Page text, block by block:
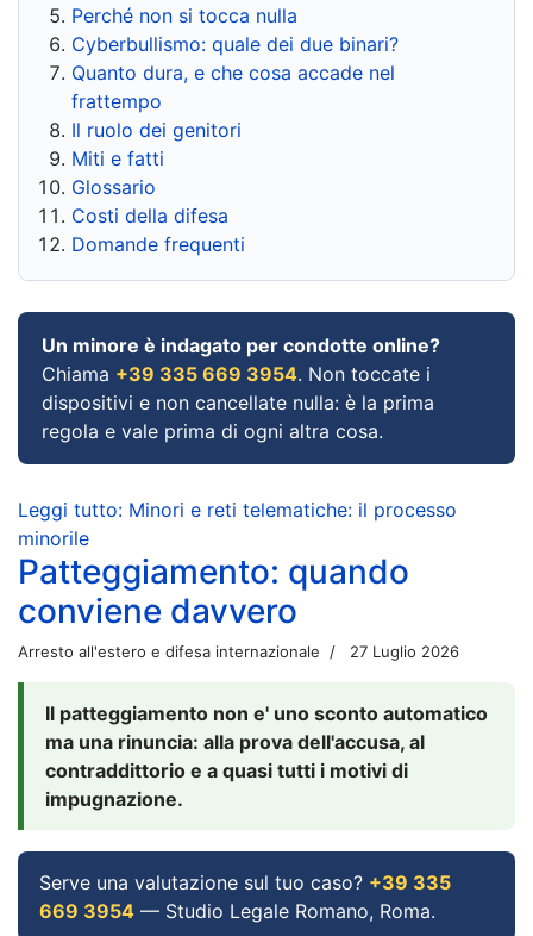
Perché non si tocca nulla
Cyberbullismo: quale dei due binari?
Quanto dura, e che cosa accade nel
frattempo
Il ruolo dei genitori
Miti e fatti
Glossario
Costi della difesa
Domande frequenti
Un minore è indagato per condotte online?
Chiama +39 335 669 3954. Non toccate i
dispositivi e non cancellate nulla: è la prima
regola e vale prima di ogni altra cosa.
Leggi tutto: Minori e reti telematiche: il processo
minorile
Patteggiamento: quando
conviene davvero
Arresto all'estero e difesa internazionale 27 Luglio 2026
Il patteggiamento non e' uno sconto automatico
ma una rinuncia: alla prova dell'accusa, al
contraddittorio e a quasi tutti i motivi di
impugnazione.
Serve una valutazione sul tuo caso? +39 335
669 3954 — Studio Legale Romano, Roma.